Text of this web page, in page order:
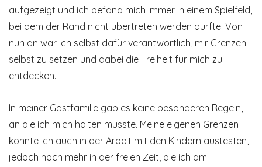
aufgezeigt und ich befand mich immer in einem Spielfeld,
bei dem der Rand nicht übertreten werden durfte. Von
nun an war ich selbst dafür verantwortlich, mir Grenzen
selbst zu setzen und dabei die Freiheit für mich zu
entdecken.
In meiner Gastfamilie gab es keine besonderen Regeln,
an die ich mich halten musste. Meine eigenen Grenzen
konnte ich auch in der Arbeit mit den Kindern austesten,
jedoch noch mehr in der freien Zeit, die ich am